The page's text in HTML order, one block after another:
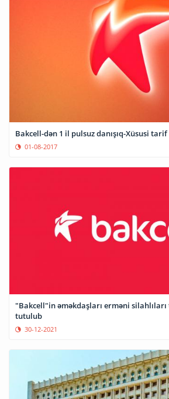
Bakcell-dən 1 il pulsuz danışıq-Xüsusi tarif
01-08-2017
"Bakcell"in əməkdaşları erməni silahlıları tərəfindən atəşə
tutulub
30-12-2021